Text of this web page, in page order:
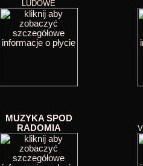
LUDOWE
MUZYKA SPOD
RADOMIA